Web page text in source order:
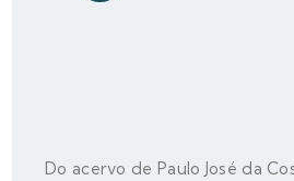
Do acervo de Paulo José da